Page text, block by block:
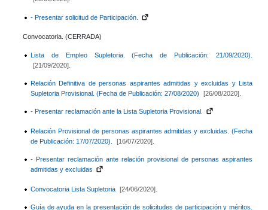
- Presentar solicitud de Participación.
Convocatoria. (CERRADA)
Lista de Empleo Supletoria. (Fecha de Publicación: 21/09/2020).
[21/09/2020].
Relación Definitiva de personas aspirantes admitidas y excluidas y Lista
Supletoria Provisional. (Fecha de Publicación: 27/08/2020)
[26/08/2020].
- Presentar reclamación ante la Lista Supletoria Provisional.
Relación Provisional de personas aspirantes admitidas y excluidas. (Fecha
de Publicación: 17/07/2020).
[16/07/2020].
- Presentar reclamación ante relación provisional de personas aspirantes
admitidas y excluidas
Convocatoria Lista Supletoria [24/06/2020].
Guía de ayuda en la presentación de solicitudes de participación y méritos.